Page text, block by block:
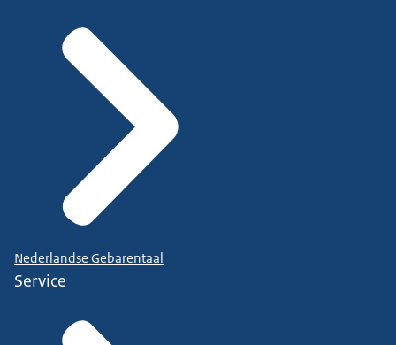
Nederlandse Gebarentaal
Service